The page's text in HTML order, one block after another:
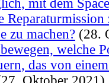
mit dem
Reparaturmission
zu machen? (28.
welche
das von